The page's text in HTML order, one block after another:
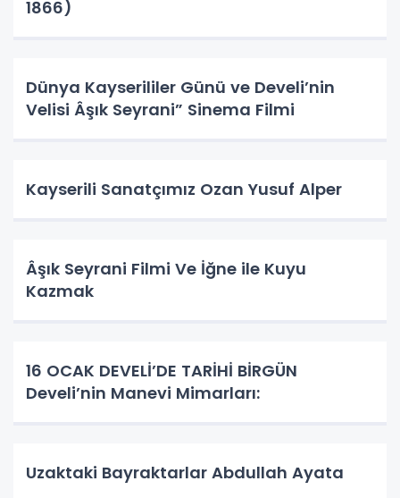
1866)
Dünya Kayserililer Günü ve Develi’nin
Velisi Âşık Seyrani” Sinema Filmi
Kayserili Sanatçımız Ozan Yusuf Alper
Âşık Seyrani Filmi Ve İğne ile Kuyu
Kazmak
16 OCAK DEVELİ’DE TARİHİ BİRGÜN
Develi’nin Manevi Mimarları:
Uzaktaki Bayraktarlar Abdullah Ayata